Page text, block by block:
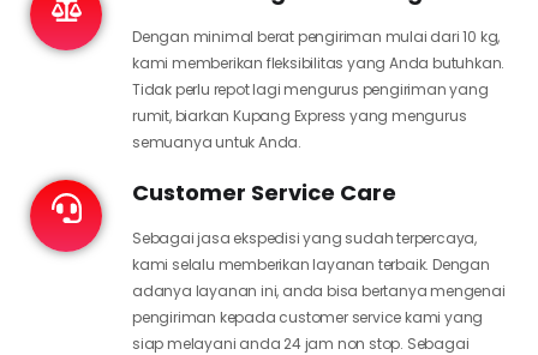
Dengan minimal berat pengiriman mulai dari 10 kg,
kami memberikan fleksibilitas yang Anda butuhkan.
Tidak perlu repot lagi mengurus pengiriman yang
rumit, biarkan Kupang Express yang mengurus
semuanya untuk Anda.
Customer Service Care
Sebagai jasa ekspedisi yang sudah terpercaya,
kami selalu memberikan layanan terbaik. Dengan
adanya layanan ini, anda bisa bertanya mengenai
pengiriman kepada customer service kami yang
siap melayani anda 24 jam non stop. Sebagai